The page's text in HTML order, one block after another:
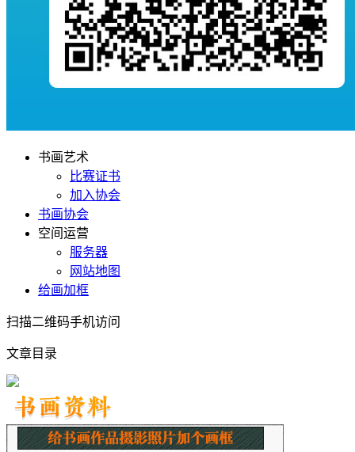
书画艺术
比赛证书
加入协会
书画协会
空间运营
服务器
网站地图
给画加框
扫描二维码手机访问
文章目录